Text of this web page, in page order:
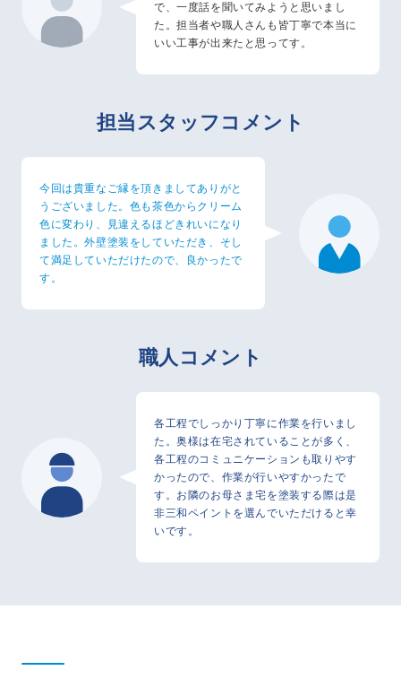
で、一度話を聞いてみようと思いまし
た。担当者や職人さんも皆丁寧で本当に
いい工事が出来たと思ってす。
担当スタッフコメント
今回は貴重なご縁を頂きましてありがと
うございました。色も茶色からクリーム
色に変わり、見違えるほどきれいになり
ました。外壁塗装をしていただき、そし
て満足していただけたので、良かったで
す。
職人コメント
各工程でしっかり丁寧に作業を行いまし
た。奥様は在宅されていることが多く、
各工程のコミュニケーションも取りやす
かったので、作業が行いやすかったで
す。お隣のお母さま宅を塗装する際は是
非三和ペイントを選んでいただけると幸
いです。